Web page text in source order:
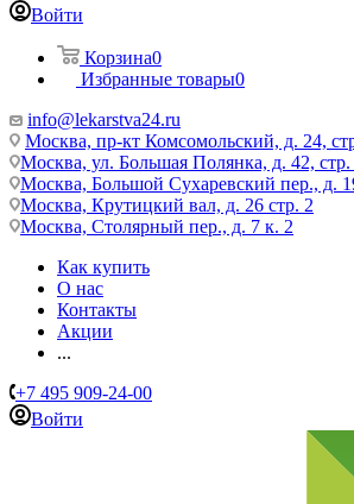
Войти
Корзина0
Избранные товары0
info@lekarstva24.ru
Москва, пр-кт Комсомольский, д. 24,
Москва, ул. Большая Полянка, д. 42, стр.
Москва, Большой Сухаревский пер., д.
Москва, Крутицкий вал, д. 26 стр. 2
Москва, Столярный пер., д. 7 к. 2
Как купить
О нас
Контакты
Акции
...
+7 495 909-24-00
Войти